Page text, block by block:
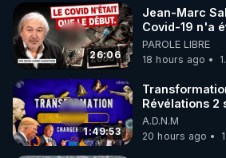
▶ 30 jours gratuit sur
de bien-être ENVOL :
Rendez-vous sur https://
le code : REGENERE
26:06
Jean-Marc
Covid-19 n'a
début -
jusqu où
PAROLE LIBRE
18 hours ago
1:49:53
Révélations 2
07/08/26
A.D.N.M
20 hours ago